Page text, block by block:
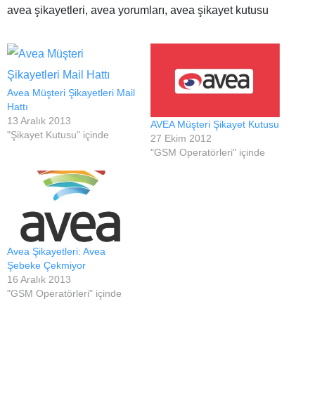
avea şikayetleri, avea yorumları, avea şikayet kutusu
Avea Müşteri Şikayetleri Mail
Hattı
13 Aralık 2013
"Şikayet Kutusu" içinde
AVEA Müşteri Şikayet Kutusu
27 Ekim 2012
"GSM Operatörleri" içinde
Avea Şikayetleri: Avea
Şebeke Çekmiyor
16 Aralık 2013
"GSM Operatörleri" içinde